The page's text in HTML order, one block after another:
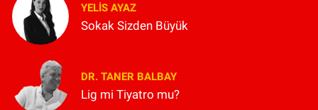
YELIS AYAZ
Sokak Sizden Büyük
DR. TANER BALBAY
Lig mi Tiyatro mu?